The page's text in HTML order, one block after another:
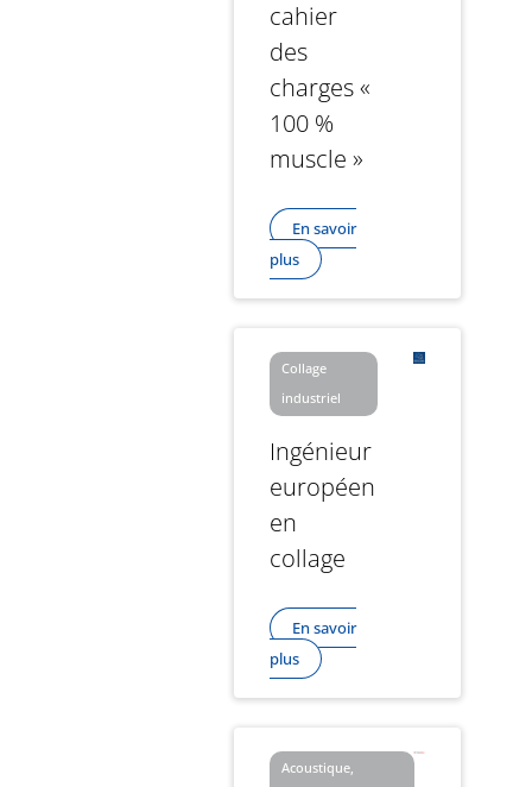
cahier
des
charges «
100 %
muscle »
En savoir
plus
Collage
industriel
Ingénieur
européen
en
collage
En savoir
plus
Acoustique,